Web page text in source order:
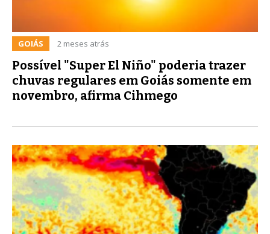
GOIÁS 2 meses atrás
Possível "Super El Niño" poderia trazer
chuvas regulares em Goiás somente em
novembro, afirma Cihmego